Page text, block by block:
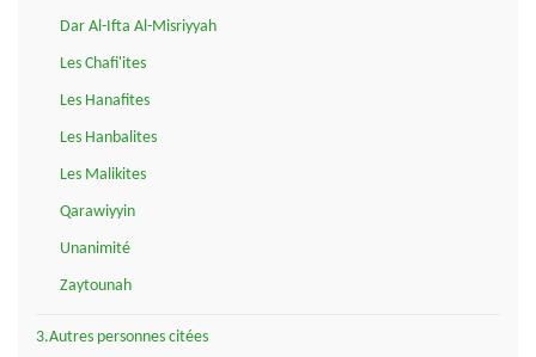
Dar Al-Ifta Al-Misriyyah
Les Chafi'ites
Les Hanafites
Les Hanbalites
Les Malikites
Qarawiyyin
Unanimité
Zaytounah
3.Autres personnes citées